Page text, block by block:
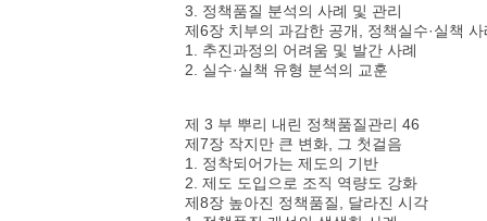
3. 정책품질 분석의 사례 및 관리
제6장 치부의 과감한 공개, 정책실수·실책
1. 추진과정의 어려움 및 발간 사례
2. 실수·실책 유형 분석의 교훈
제 3 부 뿌리 내린 정책품질관리 46
제7장 작지만 큰 변화, 그 첫걸음
1. 정착되어가는 제도의 기반
2. 제도 도입으로 조직 역량도 강화
제8장 높아진 정책품질, 달라진 시각